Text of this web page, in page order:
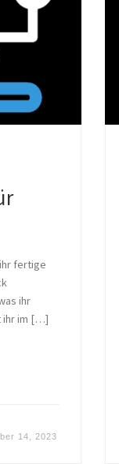
fertige
ihr
ihr im […]
14, 2023